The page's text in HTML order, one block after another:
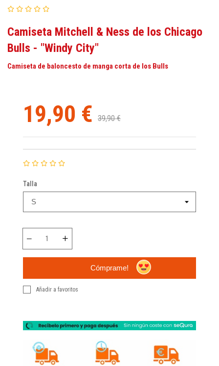
Camiseta Mitchell & Ness de los Chicago
Bulls - "Windy City"
Camiseta de baloncesto de manga corta de los Bulls
19,90 € 39,90 €
Talla
Cómprame!
Añadir a favoritos